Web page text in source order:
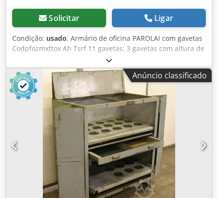
Solicitar Ligar
Condição: usado, Armário de oficina PAROLAI com gavetas
Codpfozmxttox Ah Tsrf 11 gavetas: 3 gavetas com altura de
40 mm 6 gavetas com altura de 60 mm 1 gaveta com altura
de 150 mm 1 gaveta com altura de 90 mm Dimensões (C x
L x A): 910 x 720 x 1110 mm Peso: aprox. 150 kgAnúncio classificado